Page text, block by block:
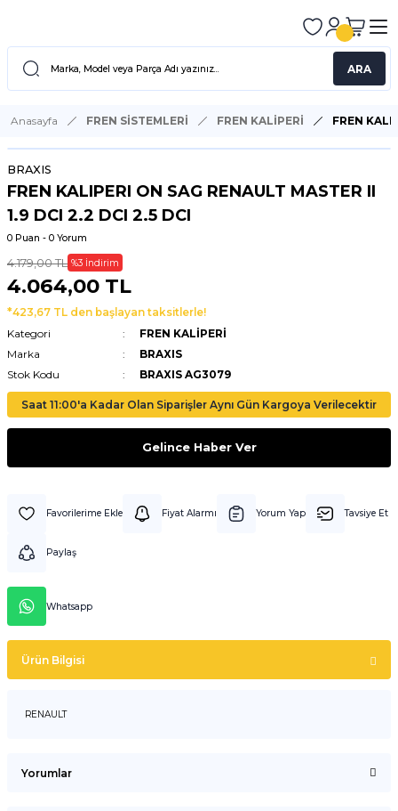
ARA
Anasayfa FREN SİSTEMLERİ FREN KALİPERİ FREN
BRAXIS
FREN KALIPERI ON SAG RENAULT MASTER II
1.9 DCI 2.2 DCI 2.5 DCI
0 Puan - 0 Yorum
4.179,00 TL %3 İndirim
4.064,00 TL
*423,67 TL den başlayan taksitlerle!
Kategori
FREN KALİPERİ
Marka
BRAXIS
Stok Kodu
BRAXIS AG3079
Saat 11:00'a Kadar Olan Siparişler Aynı Gün Kargoya Verilecektir
Gelince Haber Ver
Fiyat Alarmı Yorum Yap Tavsiye Et
Paylaş
Whatsapp
Ürün Bilgisi
RENAULT
Yorumlar